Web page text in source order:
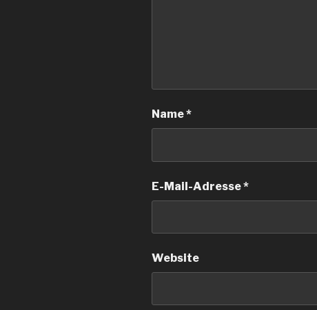
Name*
E-Mail-Adresse*
Website